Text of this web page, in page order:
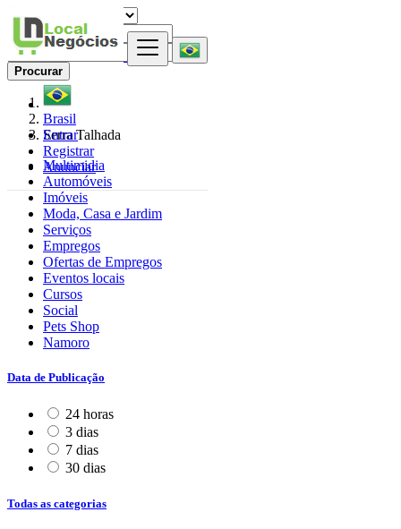
Entrar
Registrar
Anunciar
Procurar
Brasil
Serra Talhada
Multimidia
Automóveis
Imóveis
Moda, Casa e Jardim
Serviços
Empregos
Ofertas de Empregos
Eventos locais
Cursos
Social
Pets Shop
Namoro
Data de Publicação
24 horas
3 dias
7 dias
30 dias
Todas as categorias